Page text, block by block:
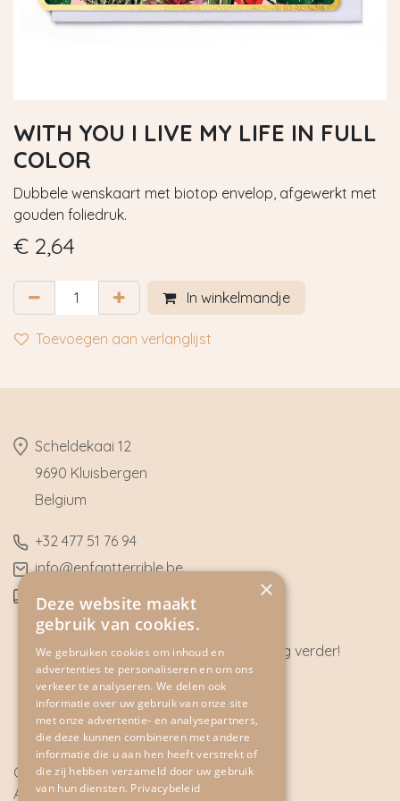
WITH YOU I LIVE MY LIFE IN FULL
COLOR
Dubbele wenskaart met biotop envelop, afgewerkt met
gouden foliedruk.
€ 2,64
In winkelmandje
Toevoegen aan verlanglijst
​Scheldekaai 12
9690 Kluisbergen
​Belgium
​+32 477 51 76 94
​info@enfantterrible.be
BE0636790746
Heeft u vragen? Wij helpen u graag verder!
CONTACT
Cookie Policy
Algemene voorwaarden
×
Deze website maakt
gebruik van cookies.
We gebruiken cookies om inhoud en
advertenties te personaliseren en om ons
verkeer te analyseren. We delen ook
informatie over uw gebruik van onze site
met onze advertentie- en analysepartners,
die deze kunnen combineren met andere
informatie die u aan hen heeft verstrekt of
die zij hebben verzameld door uw gebruik
van hun diensten. Privacybeleid